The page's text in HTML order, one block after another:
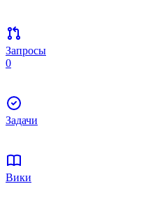
Запросы
0
Задачи
Вики